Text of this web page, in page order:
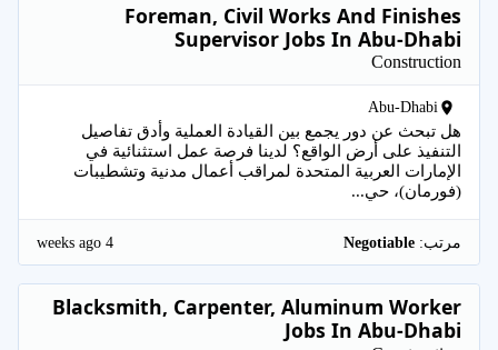
Foreman, Civil Works And Finishes
Supervisor Jobs In Abu-Dhabi
Construction
Abu-Dhabi
هل تبحث عن دور يجمع بين القيادة العملية وأدق تفاصيل
التنفيذ على أرض الواقع؟ لدينا فرصة عمل استثنائية في
الإمارات العربية المتحدة لمراقب أعمال مدنية وتشطيبات
(فورمان)، حي...
مرتب: 4 weeks ago
Blacksmith, Carpenter, Aluminum Worker
Jobs In Abu-Dhabi